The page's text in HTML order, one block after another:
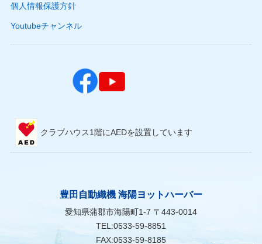
個人情報保護方針
Youtubeチャンネル
クラブハウス1階にAEDを設置しています
豊田自動織機 海陽ヨットハーバー
愛知県蒲郡市海陽町1-7 〒443-0014
TEL:0533-59-8851
FAX:0533-59-8185